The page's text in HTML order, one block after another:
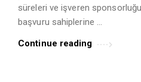
süreleri ve işveren
başvuru sahiplerine …
Continue reading